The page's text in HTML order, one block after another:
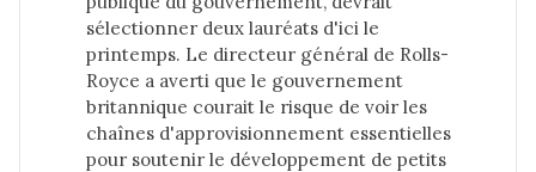
sélectionner deux lauréats d'ici le
printemps. Le directeur général de Rolls-
Royce a averti que le gouvernement
britannique courait le risque de voir les
chaînes d'approvisionnement essentielles
pour soutenir le développement de petits